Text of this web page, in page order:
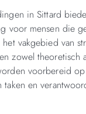
in Sittard
voor mensen die
vakgebied van
zowel theoretisch
voorbereid
taken en